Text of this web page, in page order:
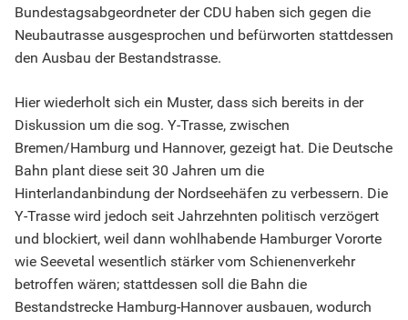
Bundestagsabgeordneter der CDU haben sich gegen die
Neubautrasse ausgesprochen und befürworten stattdessen
den Ausbau der Bestandstrasse.
Hier wiederholt sich ein Muster, dass sich bereits in der
Diskussion um die sog. Y-Trasse, zwischen
Bremen/Hamburg und Hannover, gezeigt hat. Die Deutsche
Bahn plant diese seit 30 Jahren um die
Hinterlandanbindung der Nordseehäfen zu verbessern. Die
Y-Trasse wird jedoch seit Jahrzehnten politisch verzögert
und blockiert, weil dann wohlhabende Hamburger Vororte
wie Seevetal wesentlich stärker vom Schienenverkehr
betroffen wären; stattdessen soll die Bahn die
Bestandstrecke Hamburg-Hannover ausbauen, wodurch